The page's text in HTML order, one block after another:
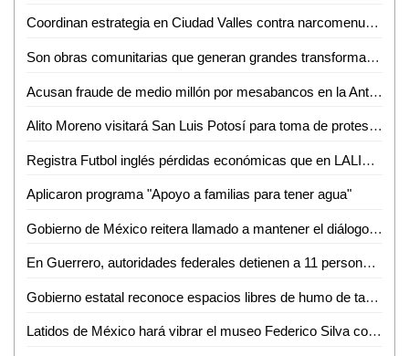
Coordinan estrategia en Ciudad Valles contra narcomenudeo y extorsión
Son obras comunitarias que generan grandes transformaciones: presidenta Claudia Sheinbaum
Acusan fraude de medio millón por mesabancos en la Antero G. González de Valles
Alito Moreno visitará San Luis Potosí para toma de protesta de estructuras del PRI
Registra Futbol inglés pérdidas económicas que en LALIGA aseguró Javier Tebas
Aplicaron programa "Apoyo a familias para tener agua"
Gobierno de México reitera llamado a mantener el diálogo con CNTE
En Guerrero, autoridades federales detienen a 11 personas vinculadas con extorsión a prestadores de servicios turísticos
Gobierno estatal reconoce espacios libres de humo de tabaco y emisiones
Latidos de México hará vibrar el museo Federico Silva con Hunac-Ceel